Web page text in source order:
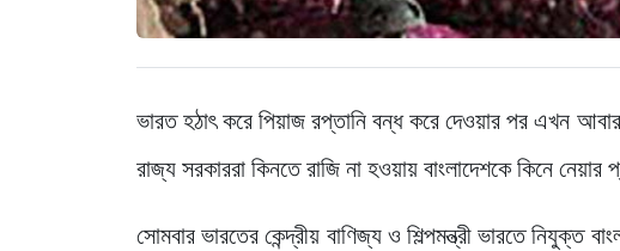
ভারত হঠাৎ করে পিয়াজ রপ্তানি বন্ধ করে দেওয়ার পর এখন
রাজ্য সরকাররা কিনতে রাজি না হওয়ায় বাংলাদেশকে কিনে নেয়ার
সোমবার ভারতের কেন্দ্রীয় বাণিজ্য ও শিল্পমন্ত্রী ভারতে নিযুক্ত